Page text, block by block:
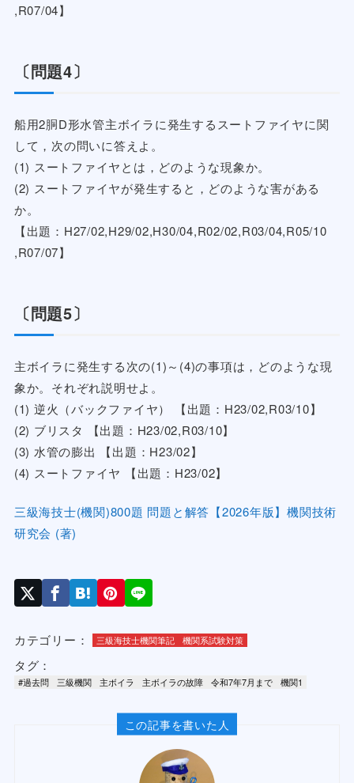
,R07/04】
〔問題4〕
船用2胴D形水管主ボイラに発生するスートファイヤに関
して，次の問いに答えよ。
(1) スートファイヤとは，どのような現象か。
(2) スートファイヤが発生すると，どのような害がある
か。
【出題：H27/02,H29/02,H30/04,R02/02,R03/04,R05/10
,R07/07】
〔問題5〕
主ボイラに発生する次の(1)～(4)の事項は，どのような現
象か。それぞれ説明せよ。
(1) 逆火（バックファイヤ） 【出題：H23/02,R03/10】
(2) ブリスタ 【出題：H23/02,R03/10】
(3) 水管の膨出 【出題：H23/02】
(4) スートファイヤ 【出題：H23/02】
三級海技士(機関)800題 問題と解答【2026年版】機関技術
研究会 (著)
カテゴリー： 三級海技士機関筆記 機関系試験対策
タグ：
#過去問 三級機関 主ボイラ 主ボイラの故障 令和7年7月まで 機関1
この記事を書いた人